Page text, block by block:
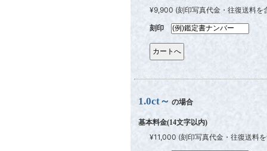
¥9,900 (刻印写真代金・往復送料を
刻印
1.0ct～ の場合
基本料金(14文字以内)
¥11,000 (刻印写真代金・往復送料